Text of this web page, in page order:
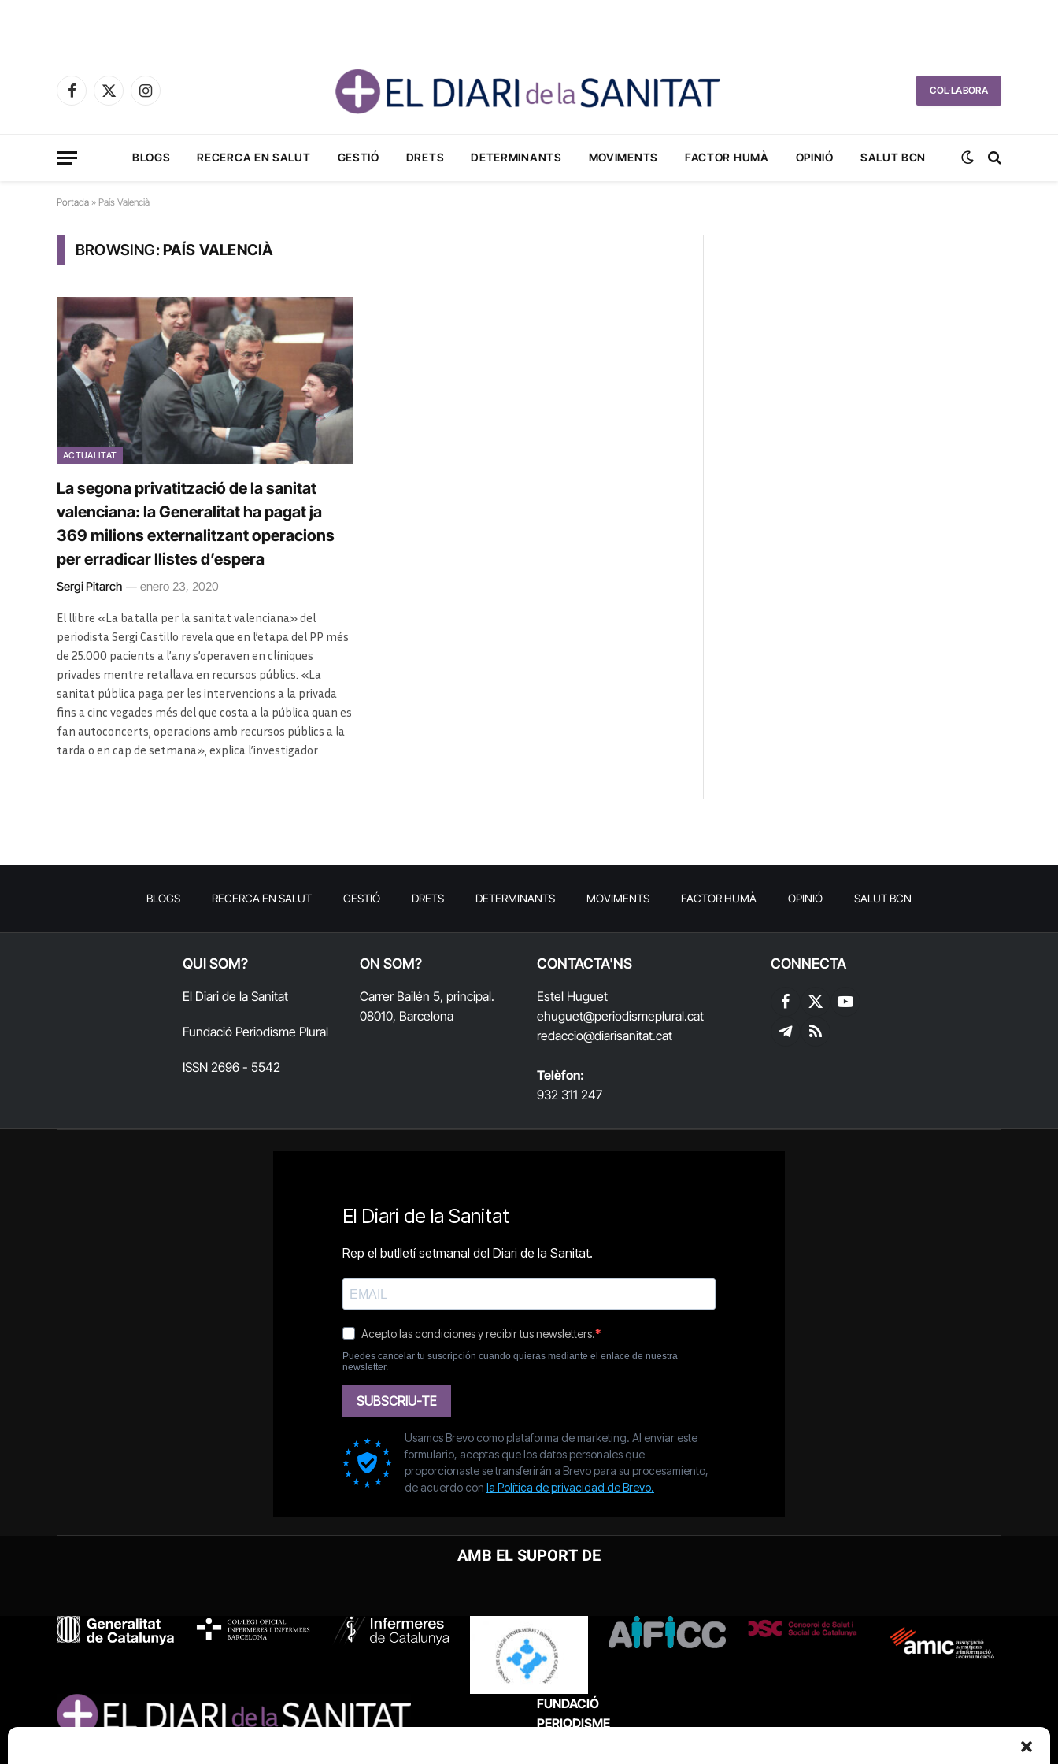
Facebook
X
Instagram
COL·LABORA
BLOGS RECERCA EN SALUT GESTIÓ DRETS DETERMINANTS MOVIMENTS FACTOR HUMÀ OPINIÓ SALUT BCN
Portada » País Valencià
BROWSING:PAÍS VALENCIÀ
ACTUALITAT
La segona privatització de la sanitat
valenciana: la Generalitat ha pagat ja
369 milions externalitzant operacions
per erradicar llistes d’espera
Sergi Pitarch enero 23, 2020
El llibre «La batalla per la sanitat valenciana» del
periodista Sergi Castillo revela que en l’etapa del PP més
de 25.000 pacients a l’any s’operaven en clíniques
privades mentre retallava en recursos públics. «La
sanitat pública paga per les intervencions a la privada
fins a cinc vegades més del que costa a la pública quan es
fan autoconcerts, operacions amb recursos públics a la
tarda o en cap de setmana», explica l’investigador
BLOGS RECERCA EN SALUT GESTIÓ DRETS DETERMINANTS MOVIMENTS FACTOR HUMÀ OPINIÓ SALUT BCN
QUI SOM?
El Diari de la Sanitat
Fundació Periodisme Plural
ISSN 2696 - 5542
ON SOM?
Carrer Bailén 5, principal.
08010, Barcelona
CONTACTA'NS
Estel Huguet
ehuguet@periodismeplural.cat
redaccio@diarisanitat.cat
Telèfon:
932 311 247
CONNECTA
Facebook
X
(Twitter)
YouTube
TelegramRSS
AMB EL SUPORT DE
FUNDACIÓ
PERIODISME